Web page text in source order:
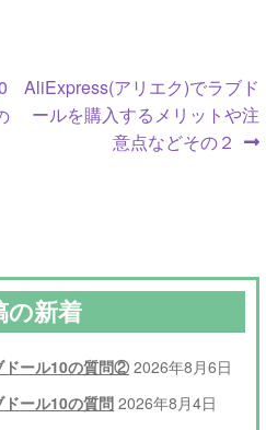
次
の
AliExpress(アリエク)でラブド
ールを購入するメリットや注
意点などその２
の新着
ドール10の質問② 2026年8月6日
ール10の質問 2026年8月4日